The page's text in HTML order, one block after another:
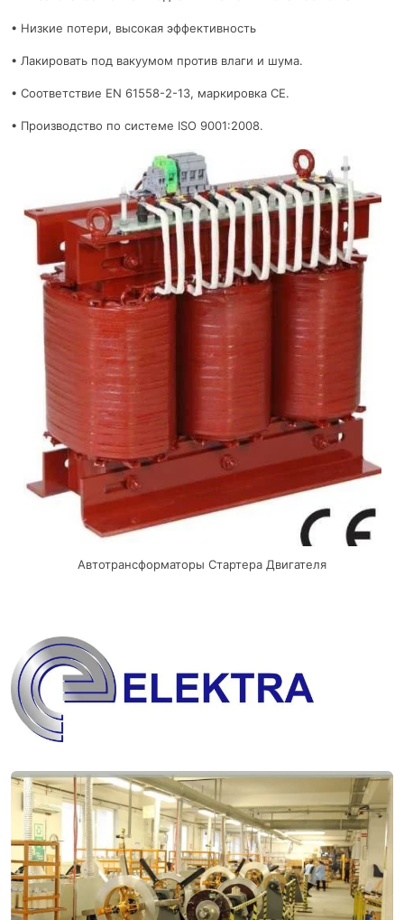
• Низкие потери, высокая эффективность
• Лакировать под вакуумом против влаги и шума.
• Соответствие EN 61558-2-13, маркировка CE.
• Производство по системе ISO 9001:2008.
Автотрансформаторы Стартера Двигателя